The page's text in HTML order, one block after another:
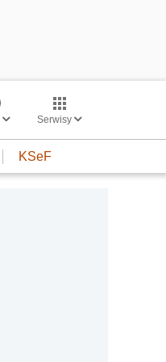
Serwisy
KSeF